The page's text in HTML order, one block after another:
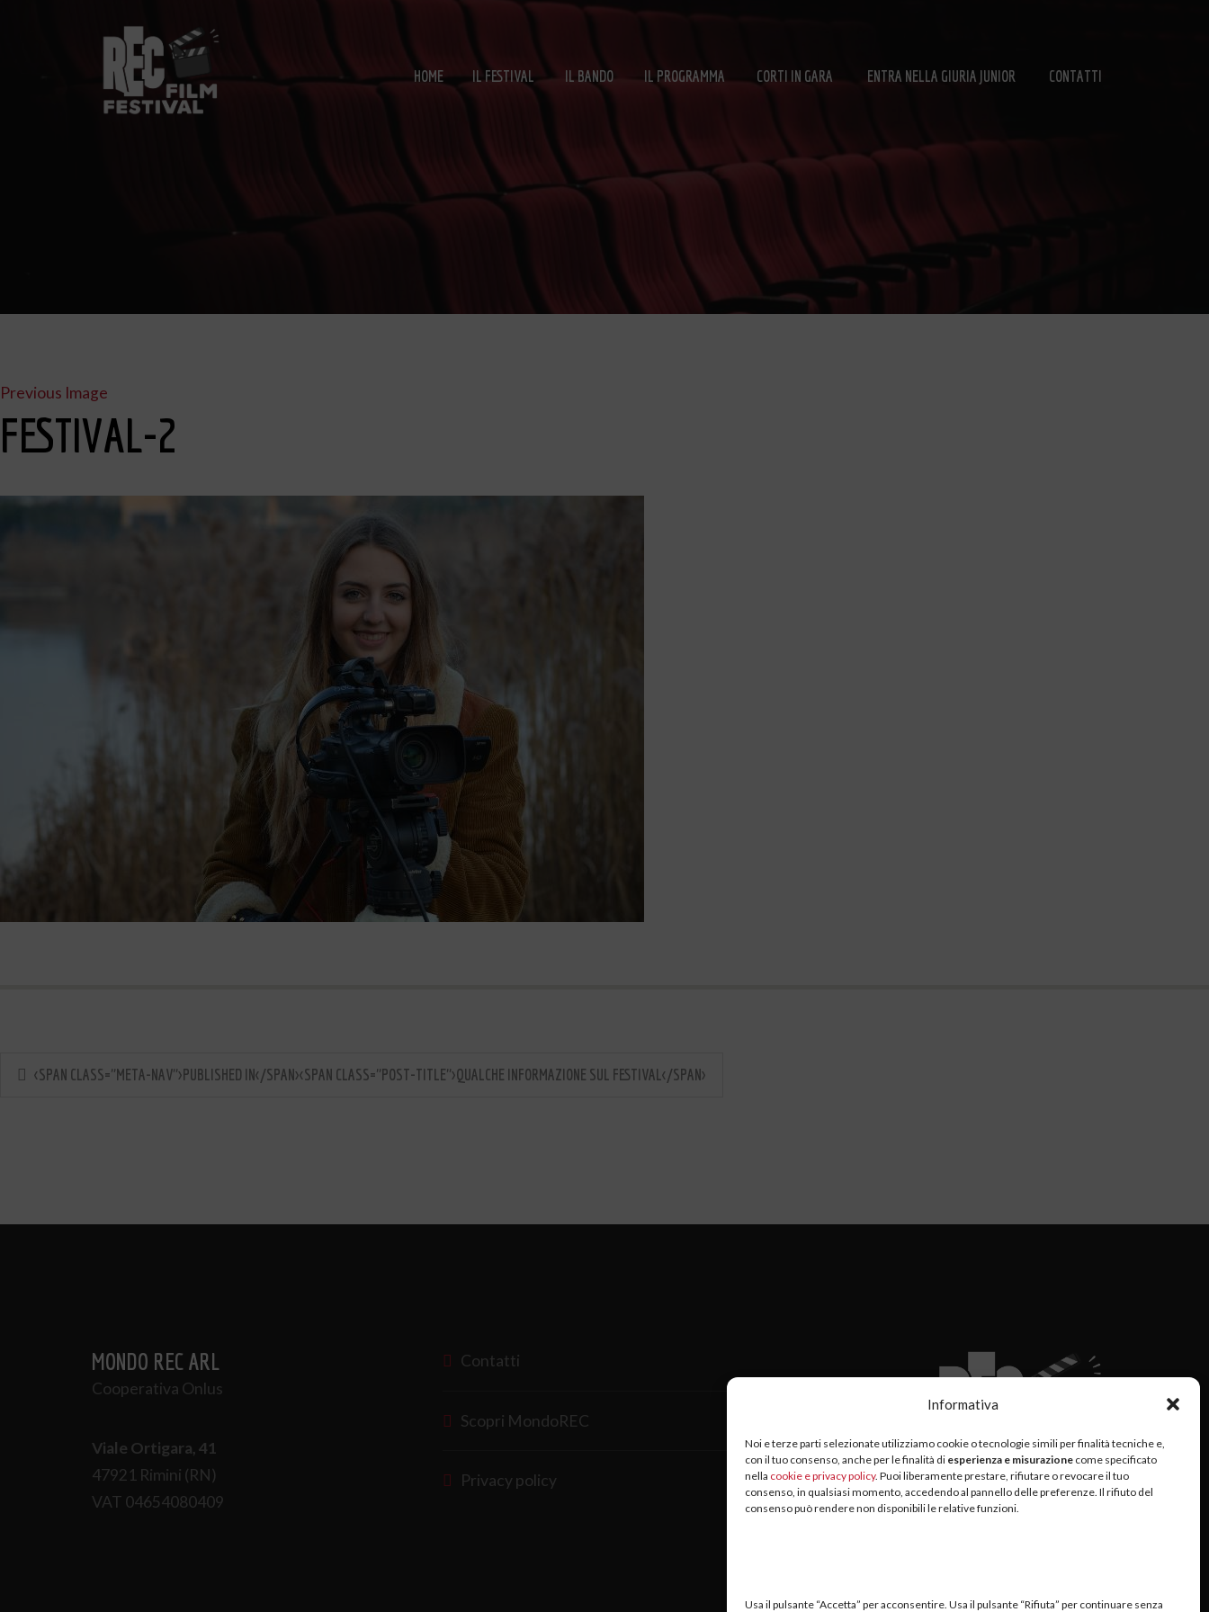
Informativa
Noi e terze parti selezionate utilizziamo cookie o tecnologie simili per finalità tecniche e,
con il tuo consenso, anche per le finalità di esperienza e misurazione come specificato
nella cookie e privacy policy. Puoi liberamente prestare, rifiutare o revocare il tuo
consenso, in qualsiasi momento, accedendo al pannello delle preferenze. Il rifiuto del
consenso può rendere non disponibili le relative funzioni.
Usa il pulsante “Accetta” per acconsentire. Usa il pulsante “Rifiuta” per continuare senza
HOME IL FESTIVAL IL BANDO IL PROGRAMMA CORTI IN GARA ENTRA NELLA GIURIA JUNIOR CONTATTI
Previous Image
FESTIVAL-2
<SPAN CLASS="META-NAV">PUBLISHED IN</SPAN><SPAN CLASS="POST-TITLE">QUALCHE INFORMAZIONE SUL FESTIVAL</SPAN>
MONDO REC ARL
Cooperativa Onlus
Viale Ortigara, 41
47921 Rimini (RN)
VAT 04654080409
Contatti
Scopri MondoREC
Privacy policy